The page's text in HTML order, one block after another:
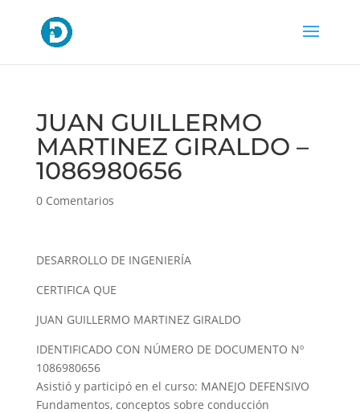
JUAN GUILLERMO
MARTINEZ GIRALDO –
1086980656
0 Comentarios
DESARROLLO DE INGENIERÍA
CERTIFICA QUE
JUAN GUILLERMO MARTINEZ GIRALDO
IDENTIFICADO CON NÚMERO DE DOCUMENTO Nº
1086980656
Asistió y participó en el curso: MANEJO DEFENSIVO
Fundamentos, conceptos sobre conducción